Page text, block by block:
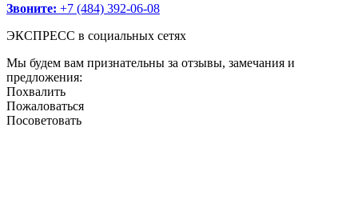
Звоните: +7 (484) 392-06-08
ЭКСПРЕСС в социальных сетях
Мы будем вам признательны за отзывы, замечания и
предложения:
Похвалить
Пожаловаться
Посоветовать